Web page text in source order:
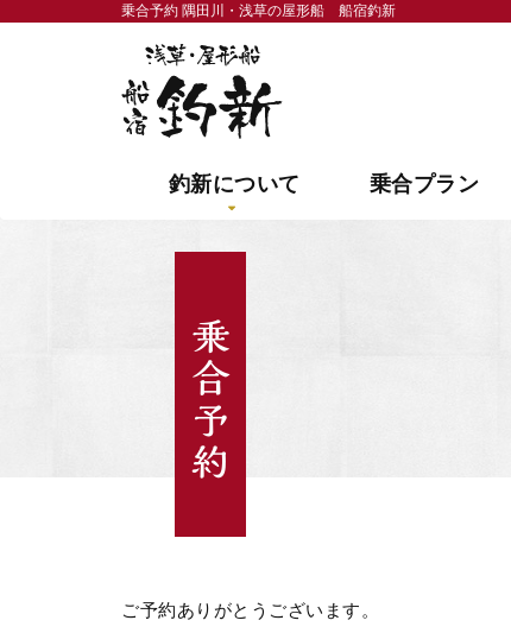
乗合予約 隅田川・浅草の屋形船 船宿釣新
釣新について 乗合プラン
ご予約ありがとうございます。